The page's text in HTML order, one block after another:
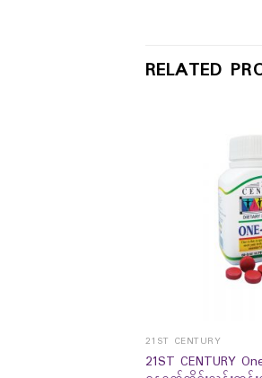
RELATED
21ST CENTURY
21ST CENTURY